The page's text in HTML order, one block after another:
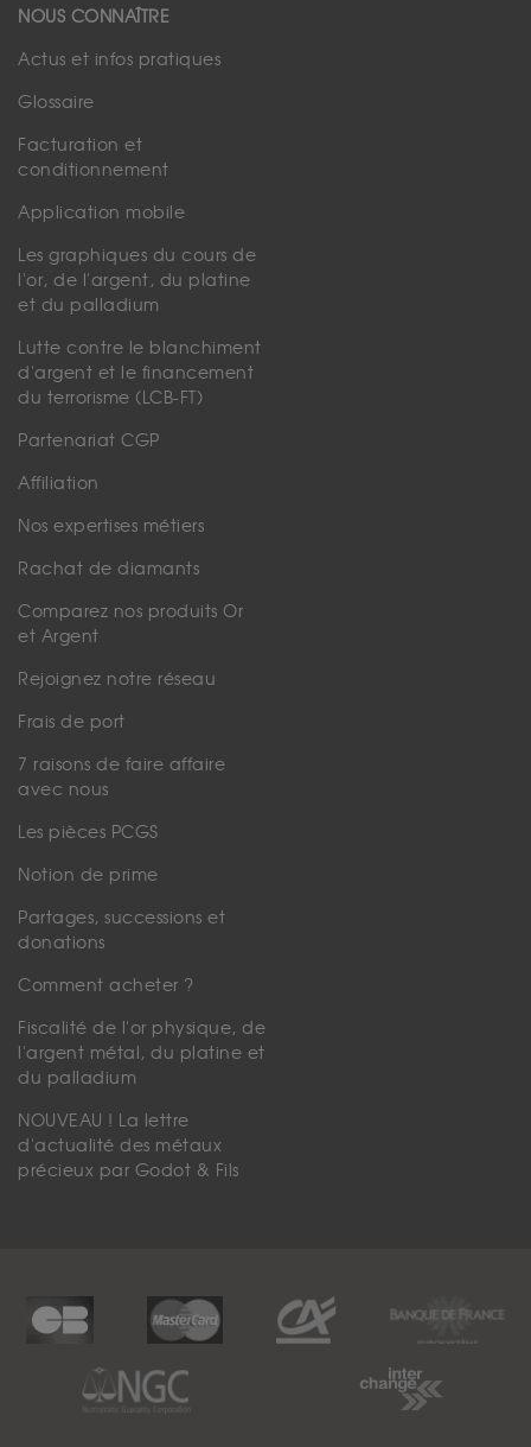
NOUS CONNAÎTRE
Actus et infos pratiques
Glossaire
Facturation et
conditionnement
Application mobile
Les graphiques du cours de
l'or, de l'argent, du platine
et du palladium
Lutte contre le blanchiment
d'argent et le financement
du terrorisme (LCB-FT)
Partenariat CGP
Affiliation
Nos expertises métiers
Rachat de diamants
Comparez nos produits Or
et Argent
Rejoignez notre réseau
Frais de port
7 raisons de faire affaire
avec nous
Les pièces PCGS
Notion de prime
Partages, successions et
donations
Comment acheter ?
Fiscalité de l'or physique, de
l'argent métal, du platine et
du palladium
NOUVEAU ! La lettre
d'actualité des métaux
précieux par Godot & Fils